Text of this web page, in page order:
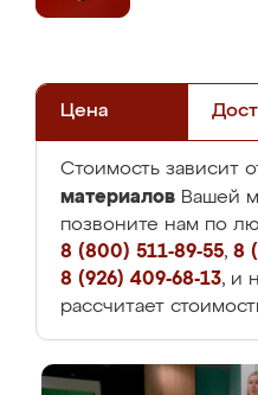
Цена
Стоимость зависит
материалов Вашей
позвоните нам по
8 (800) 511-89-55, 8
8 (926) 409-68-13, и
рассчитает